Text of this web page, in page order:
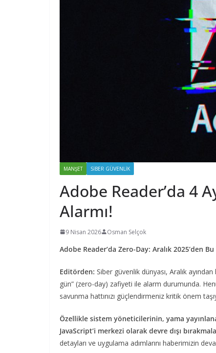
MANŞET SIBER GÜVENLIK
Adobe Reader’da 4
Alarmı!
9 Nisan 2026 Osman Selçok
Adobe Reader’da Zero-Day: Aralık 2025’den
Editörden: Siber güvenlik dünyası, Aralık
gün” (zero-day) zafiyeti ile alarm durumunda.
savunma hattınızı güçlendirmeniz kritik önem
Özellikle sistem yöneticilerinin, yama
JavaScript’i merkezi olarak devre dışı
detayları ve uygulama adımlarını haberimizin